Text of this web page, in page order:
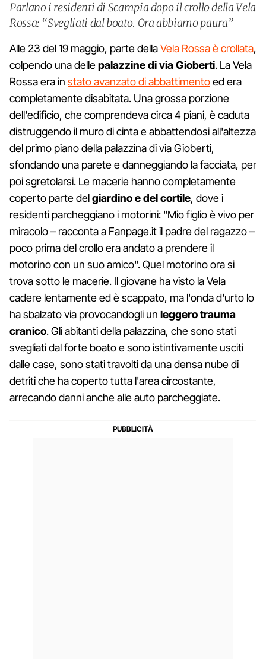
Parlano i residenti di Scampia dopo il crollo della Vela
Rossa: “Svegliati dal boato. Ora abbiamo paura”
Alle 23 del 19 maggio, parte dellaVela Rossa è crollata,
colpendo una dellepalazzine di via Gioberti. La Vela
Rossa era in stato avanzato di abbattimentoed era
completamente disabitata. Una grossa porzione
dell'edificio, che comprendeva circa 4 piani, è caduta
distruggendo il muro di cinta e abbattendosi all'altezza
del primo piano della palazzina di via Gioberti,
sfondando una parete e danneggiando la facciata, per
poi sgretolarsi. Le macerie hanno completamente
coperto parte delgiardino e del cortile, dove i
residenti parcheggiano i motorini: "Mio figlio è vivo per
miracolo – racconta a Fanpage.it il padre del ragazzo –
poco prima del crollo era andato a prendere il
motorino con un suo amico". Quel motorino ora si
trova sotto le macerie. Il giovane ha visto la Vela
cadere lentamente ed è scappato, ma l'onda d'urto lo
ha sbalzato via provocandogli un leggero trauma
cranico. Gli abitanti della palazzina, che sono stati
svegliati dal forte boato e sono istintivamente usciti
dalle case, sono stati travolti da una densa nube di
detriti che ha coperto tutta l'area circostante,
arrecando danni anche alle auto parcheggiate.